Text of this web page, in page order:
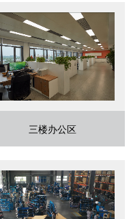
三楼办公区